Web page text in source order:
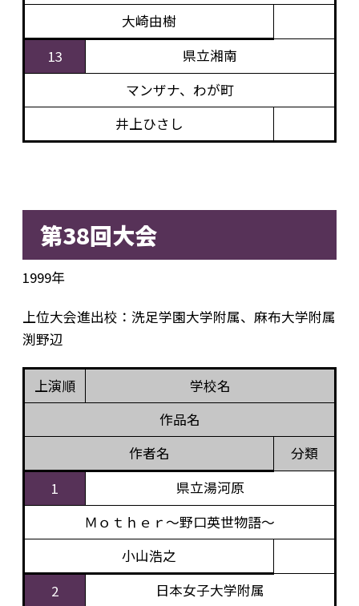
大崎由樹
13
県立湘南
マンザナ、わが町
井上ひさし
第38回大会
1999年
上位大会進出校：洗足学園大学附属、麻布大学附属
渕野辺
上演順
学校名
作品名
作者名
分類
1
県立湯河原
Ｍｏｔｈｅｒ～野口英世物語～
小山浩之
2
日本女子大学附属